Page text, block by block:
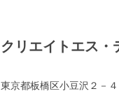
クリエイトエス・
東京都板橋区小豆沢２－